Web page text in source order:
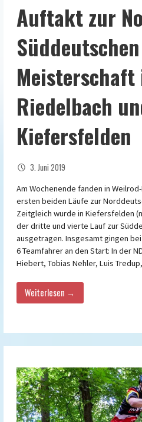
Auftakt zur
Süddeutschen
Meisterschaft
Riedelbach
Kiefersfelden
3. Juni 2019
Am Wochenende fanden in
ersten beiden Läufe zur
Zeitgleich wurde in Kiefersfelden
der dritte und vierte Lauf zur
ausgetragen. Insgesamt gingen
6 Teamfahrer an den Start: In der
Hiebert, Tobias Nehler, Luis
Weiterlesen →